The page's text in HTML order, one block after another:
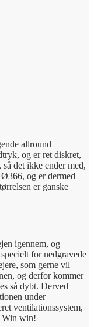
allround
og er ret diskret,
det ikke ender med,
og er dermed
er ganske
igennem, og
for nedgravede
som gerne vil
og derfor kommer
så dybt. Derved
under
ventilationssystem,
Win win!